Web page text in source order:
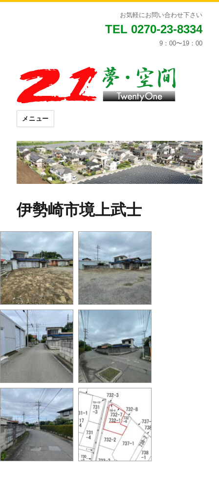
お気軽にお問い合わせ下さい
TEL 0270-23-8334
9：00〜19：00
メニュー
伊勢崎市境上武士